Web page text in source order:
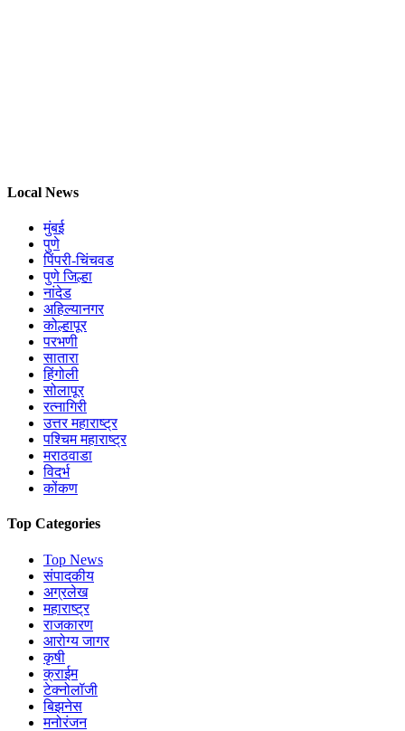
Local News
मुंबई
पुणे
पिंपरी-चिंचवड
पुणे जिल्हा
नांदेड
अहिल्यानगर
कोल्हापूर
परभणी
सातारा
हिंगोली
सोलापूर
रत्नागिरी
उत्तर महाराष्ट्र
पश्चिम महाराष्ट्र
मराठवाडा
विदर्भ
कोंकण
Top Categories
Top News
संपादकीय
अग्रलेख
महाराष्ट्र
राजकारण
आरोग्य जागर
कृषी
क्राईम
टेक्नोलॉजी
बिझनेस
मनोरंजन